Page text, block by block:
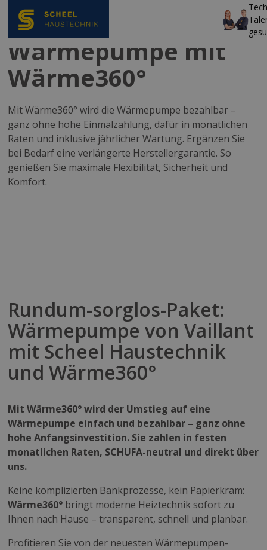
Wärmepumpe mit
Wärme360°
Mit Wärme360° wird die Wärmepumpe bezahlbar –
ganz ohne hohe Einmalzahlung, dafür in monatlichen
Raten und inklusive jährlicher Wartung. Ergänzen Sie
bei Bedarf eine verlängerte Herstellergarantie. So
genießen Sie maximale Flexibilität, Sicherheit und
Komfort.
Rundum-sorglos-Paket:
Wärmepumpe von Vaillant
mit Scheel Haustechnik
und Wärme360°
Mit Wärme360° wird der Umstieg auf eine
Wärmepumpe einfach und bezahlbar – ganz ohne
hohe Anfangsinvestition. Sie zahlen in festen
monatlichen Raten, SCHUFA-neutral und direkt über
uns.
Keine komplizierten Bankprozesse, kein Papierkram:
Wärme360° bringt moderne Heiztechnik sofort zu
Ihnen nach Hause – transparent, schnell und planbar.
Profitieren Sie von der neuesten Wärmepumpen-